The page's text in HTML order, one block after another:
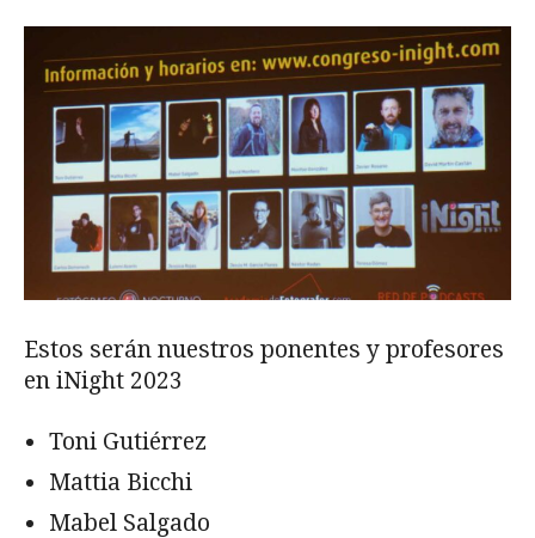
Estos serán nuestros ponentes y profesores
en iNight 2023
Toni Gutiérrez
Mattia Bicchi
Mabel Salgado